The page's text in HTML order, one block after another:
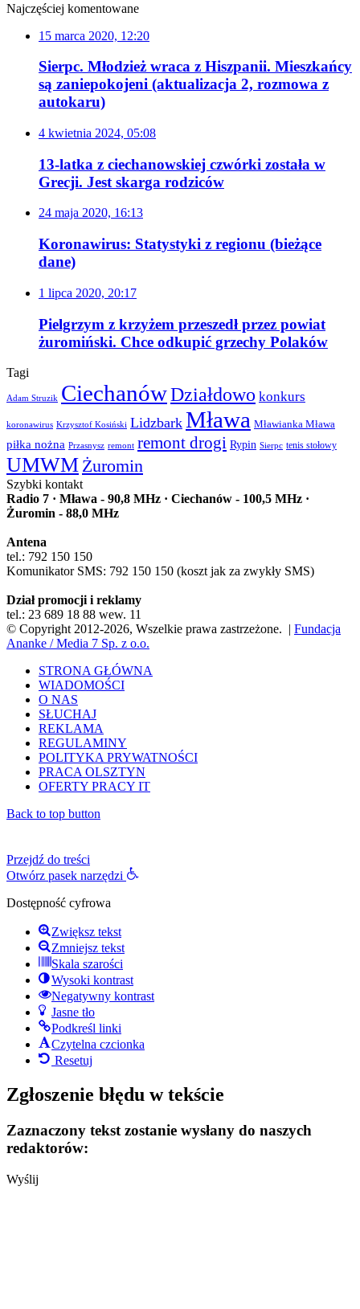
Najczęściej komentowane
15 marca 2020, 12:20
Sierpc. Młodzież wraca z Hiszpanii. Mieszkańcy
są zaniepokojeni (aktualizacja 2, rozmowa z
autokaru)
4 kwietnia 2024, 05:08
13-latka z ciechanowskiej czwórki została w
Grecji. Jest skarga rodziców
24 maja 2020, 16:13
Koronawirus: Statystyki z regionu (bieżące
dane)
1 lipca 2020, 20:17
Pielgrzym z krzyżem przeszedł przez powiat
żuromiński. Chce odkupić grzechy Polaków
Tagi
Adam Struzik CiechanówDziałdowo konkurs
koronawirus Krzysztof Kosiński Lidzbark Mława Mławianka Mława
piłka nożna Przasnysz remont remont drogi Rypin Sierpc tenis stołowy
UMWM Żuromin
Szybki kontakt
Radio 7 · Mława - 90,8 MHz · Ciechanów - 100,5 MHz ·
Żuromin - 88,0 MHz
Antena
tel.: 792 150 150
Komunikator SMS: 792 150 150 (koszt jak za zwykły SMS)
Dział promocji i reklamy
tel.: 23 689 18 88 wew. 11
© Copyright 2012-2026, Wszelkie prawa zastrzeżone. | Fundacja
Ananke / Media 7 Sp. z o.o.
STRONA GŁÓWNA
WIADOMOŚCI
O NAS
SŁUCHAJ
REKLAMA
REGULAMINY
POLITYKA PRYWATNOŚCI
PRACA OLSZTYN
OFERTY PRACY IT
Back to top button
Przejdź do treści
Otwórz pasek narzędzi
Dostępność cyfrowa
Zwiększ tekst
Zmniejsz tekst
Skala szarości
Wysoki kontrast
Negatywny kontrast
Jasne tło
Podkreśl linki
Czytelna czcionka
Resetuj
Zgłoszenie błędu w tekście
Zaznaczony tekst zostanie wysłany do naszych
redaktorów:
Wyślij